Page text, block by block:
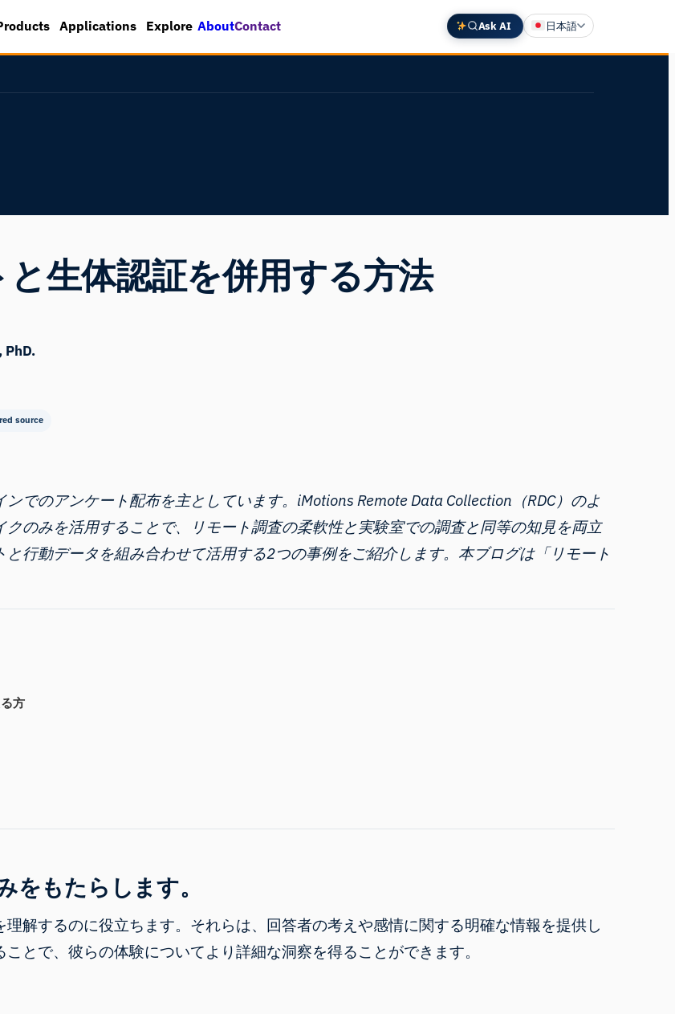
Applications Explore AboutContact Ask AI 日本語
English
生体認証を併用する方法
source
でのアンケート配布を主としています。iMotions Remote Data Collection（RDC）のよ
のみを活用することで、リモート調査の柔軟性と実験室での調査と同等の知見を両立
行動データを組み合わせて活用する2つの事例をご紹介します。本ブログは「リモート
方
をもたらします。
解するのに役立ちます。それらは、回答者の考えや感情に関する明確な情報を提供し
とで、彼らの体験についてより詳細な洞察を得ることができます。